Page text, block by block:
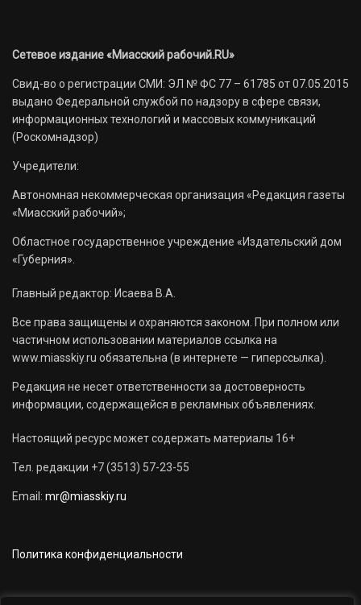
Сетевое издание «Миасский рабочий.RU»
Свид-во о регистрации СМИ: ЭЛ № ФС 77 – 61785 от 07.05.2015
выдано Федеральной службой по надзору в сфере связи,
информационных технологий и массовых коммуникаций
(Роскомнадзор)
Учредители:
Автономная некоммерческая организация «Редакция газеты
«Миасский рабочий»;
Областное государственное учреждение «Издательский дом
«Губерния».
Главный редактор: Исаева В.А.
Все права защищены и охраняются законом. При полном или
частичном использовании материалов ссылка на
www.miasskiy.ru обязательна (в интернете — гиперссылка).
Редакция не несет ответственности за достоверность
информации, содержащейся в рекламных объявлениях.
Настоящий ресурс может содержать материалы 16+
Тел. редакции +7 (3513) 57-23-55
Email: mr@miasskiy.ru
Политика конфиденциальности